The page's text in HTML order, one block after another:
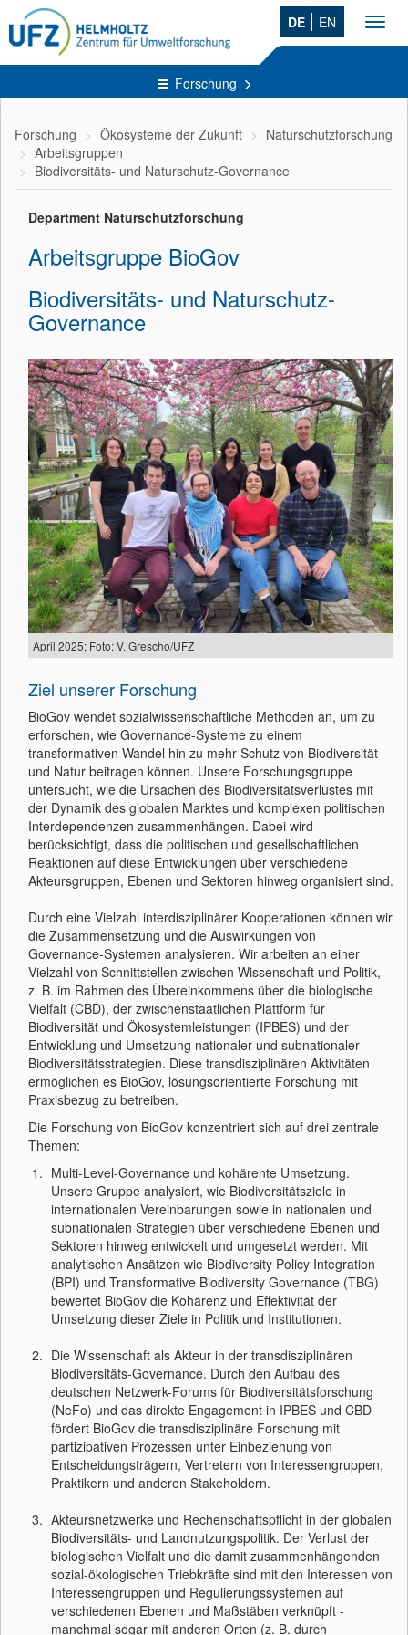
DE EN
Forschung
Forschung Ökosysteme der Zukunft
Naturschutzforschung
Arbeitsgruppen
Biodiversitäts- und Naturschutz-Governance
Department Naturschutzforschung
Arbeitsgruppe BioGov
Biodiversitäts- und Naturschutz-
Governance
April 2025; Foto: V. Grescho/UFZ
Ziel unserer Forschung
BioGov wendet sozialwissenschaftliche Methoden an, um zu
erforschen, wie Governance-Systeme zu einem
transformativen Wandel hin zu mehr Schutz von Biodiversität
und Natur beitragen können. Unsere Forschungsgruppe
untersucht, wie die Ursachen des Biodiversitätsverlustes mit
der Dynamik des globalen Marktes und komplexen politischen
Interdependenzen zusammenhängen. Dabei wird
berücksichtigt, dass die politischen und gesellschaftlichen
Reaktionen auf diese Entwicklungen über verschiedene
Akteursgruppen, Ebenen und Sektoren hinweg organisiert sind.
Durch eine Vielzahl interdisziplinärer Kooperationen können wir
die Zusammensetzung und die Auswirkungen von
Governance-Systemen analysieren. Wir arbeiten an einer
Vielzahl von Schnittstellen zwischen Wissenschaft und Politik,
z. B. im Rahmen des Übereinkommens über die biologische
Vielfalt (CBD), der zwischenstaatlichen Plattform für
Biodiversität und Ökosystemleistungen (IPBES) und der
Entwicklung und Umsetzung nationaler und subnationaler
Biodiversitätsstrategien. Diese transdisziplinären Aktivitäten
ermöglichen es BioGov, lösungsorientierte Forschung mit
Praxisbezug zu betreiben.
Die Forschung von BioGov konzentriert sich auf drei zentrale
Themen:
Multi-Level-Governance und kohärente Umsetzung.
Unsere Gruppe analysiert, wie Biodiversitätsziele in
internationalen Vereinbarungen sowie in nationalen und
subnationalen Strategien über verschiedene Ebenen und
Sektoren hinweg entwickelt und umgesetzt werden. Mit
analytischen Ansätzen wie Biodiversity Policy Integration
(BPI) und Transformative Biodiversity Governance (TBG)
bewertet BioGov die Kohärenz und Effektivität der
Umsetzung dieser Ziele in Politik und Institutionen.
Die Wissenschaft als Akteur in der transdisziplinären
Biodiversitäts-Governance. Durch den Aufbau des
deutschen Netzwerk-Forums für Biodiversitätsforschung
(NeFo) und das direkte Engagement in IPBES und CBD
fördert BioGov die transdisziplinäre Forschung mit
partizipativen Prozessen unter Einbeziehung von
Entscheidungsträgern, Vertretern von Interessengruppen,
Praktikern und anderen Stakeholdern.
Akteursnetzwerke und Rechenschaftspflicht in der globalen
Biodiversitäts- und Landnutzungspolitik. Der Verlust der
biologischen Vielfalt und die damit zusammenhängenden
sozial-ökologischen Triebkräfte sind mit den Interessen von
Interessengruppen und Regulierungssystemen auf
verschiedenen Ebenen und Maßstäben verknüpft -
manchmal sogar mit anderen Orten (z. B. durch